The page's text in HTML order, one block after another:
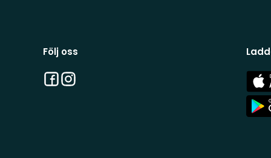
Följ oss
Facebook
Instagram
App
Store
App
Store